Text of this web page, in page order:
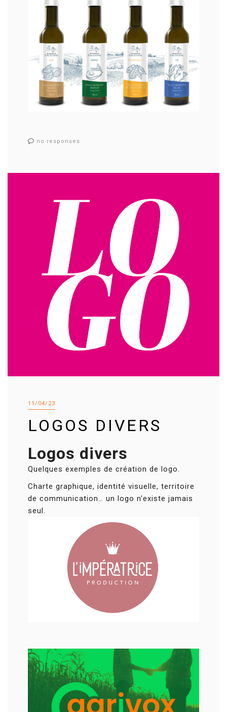
no responses
11/04/23
LOGOS DIVERS
Logos divers
Quelques exemples de création de logo.
Charte graphique, identité visuelle, territoire
de communication… un logo n’existe jamais
seul.